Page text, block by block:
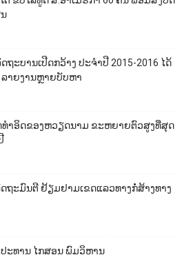
ຖະບານເປີດກວ້າງ ປະຈຳປີ 2015-2016 ໄດ້
າຍງານຫຼາຍບັບຫາ
ທຳອິດຂອງຫວຽດນາມ ຂະຫຍາຍຕົວສູງທີ່ສຸດ
ຖະມົນຕີ ຢ້ຽມຢາມເຂດແລວທາງກໍ່ສ້າງທາງ
ະທານ ໄກສອນ ພົມວິຫານ